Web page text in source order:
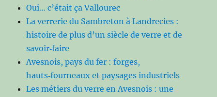
Oui… c’était ça Vallourec
La verrerie du Sambreton à Landrecies :
histoire de plus d’un siècle de verre et de
savoir‑faire
Avesnois, pays du fer : forges,
hauts‑fourneaux et paysages industriels
Les métiers du verre en Avesnois : une